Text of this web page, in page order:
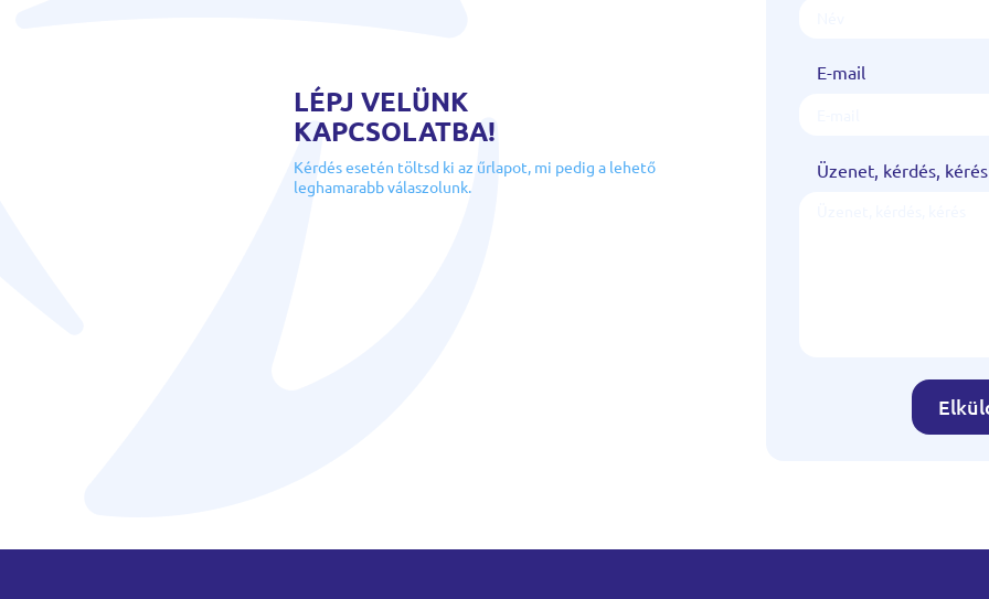
LÉPJ VELÜNK
KAPCSOLATBA!
Kérdés esetén töltsd ki az űrlapot, mi pedig a lehető
leghamarabb válaszolunk.
E-mail
Üzenet, kérdés, kérés